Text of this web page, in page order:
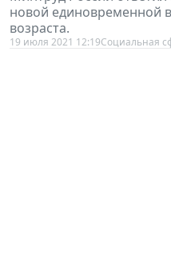
новой единовременной
возраста.
19 июля 2021 12:19Социальная